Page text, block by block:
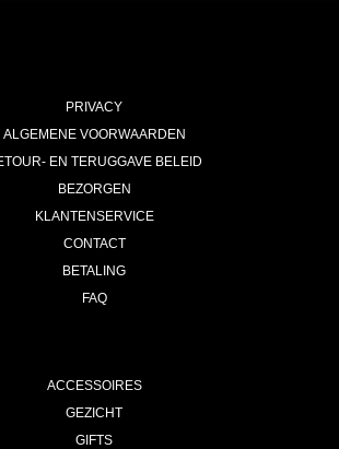
PRIVACY
ALGEMENE VOORWAARDEN
EN TERUGGAVE BELEID
BEZORGEN
KLANTENSERVICE
CONTACT
BETALING
FAQ
ACCESSOIRES
GEZICHT
GIFTS